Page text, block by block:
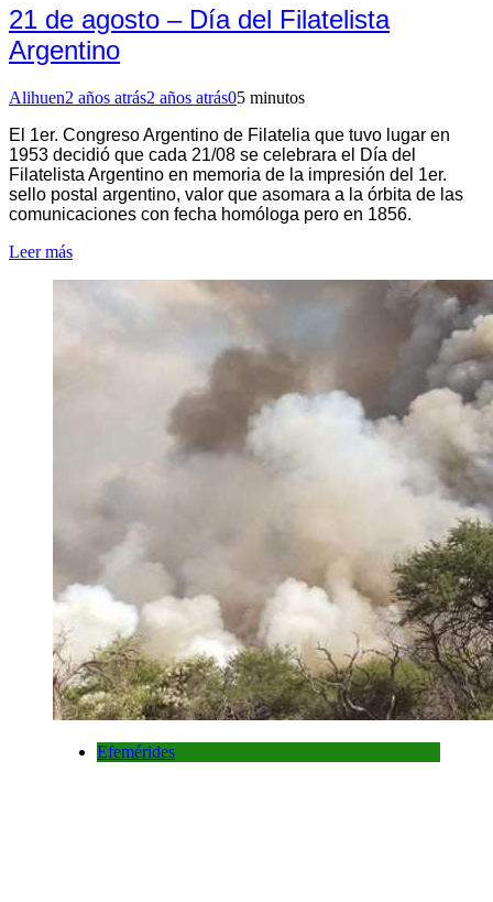
21 de agosto – Día del Filatelista
Argentino
Alihuen2 años atrás2 años atrás05 minutos
El 1er. Congreso Argentino de Filatelia que tuvo lugar en
1953 decidió que cada 21/08 se celebrara el Día del
Filatelista Argentino en memoria de la impresión del 1er.
sello postal argentino, valor que asomara a la órbita de las
comunicaciones con fecha homóloga pero en 1856.
Leer más
Efemérides